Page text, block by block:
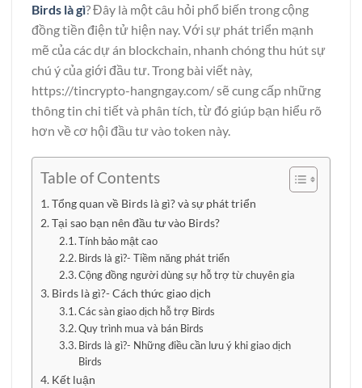
Birds là gì? Đây là một câu hỏi phổ biến trong cộng
đồng tiền điện tử hiện nay. Với sự phát triển mạnh
mẽ của các dự án blockchain, nhanh chóng thu hút sự
chú ý của giới đầu tư. Trong bài viết này,
https://tincrypto-hangngay.com/sẽ cung cấp những
thông tin chi tiết và phân tích, từ đó giúp bạn hiểu rõ
hơn về cơ hội đầu tư vào token này.
Table of Contents
Tổng quan về Birds là gì? và sự phát triển
Tại sao bạn nên đầu tư vào Birds?
Tính bảo mật cao
Birds là gì?- Tiềm năng phát triển
Cộng đồng người dùng sự hỗ trợ từ chuyên gia
Birds là gì?- Cách thức giao dịch
Các sàn giao dịch hỗ trợ Birds
Quy trình mua và bán Birds
Birds là gì?- Những điều cần lưu ý khi giao dịch
Birds
Kết luận